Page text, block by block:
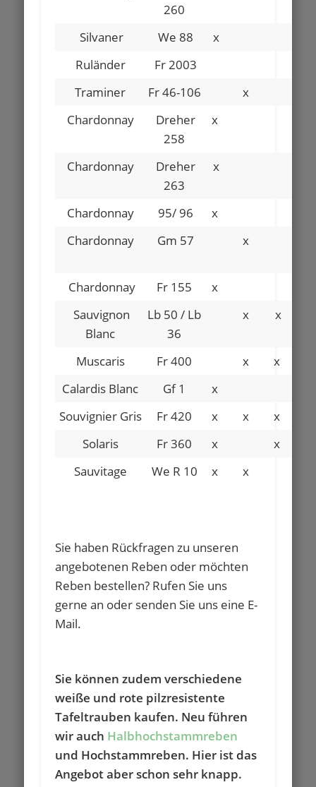
260
Silvaner We 88 x
Ruländer
Fr 2003
Traminer
Fr 46-106 x
Chardonnay
Dreher
258
x
Chardonnay
Dreher
263
x
Chardonnay 95/ 96
x
Chardonnay
Gm 57 x
Chardonnay Fr 155
x
Sauvignon
Blanc
Lb 50 / Lb
36
x x
Muscaris Fr 400 x
x
Calardis Blanc
Gf 1
x
Souvignier Gris
Fr 420 x x x
Solaris
Fr 360 x
x
Sauvitage
We R 10 x x
Sie haben Rückfragen zu unseren
angebotenen Reben oder möchten
Reben bestellen? Rufen Sie uns
gerne an oder senden Sie uns eine E-
Mail.
Sie können zudem verschiedene
weiße und rote pilzresistente
Tafeltrauben kaufen. Neu führen
wir auch Halbhochstammreben
und Hochstammreben. Hier ist das
Angebot aber schon sehr knapp.